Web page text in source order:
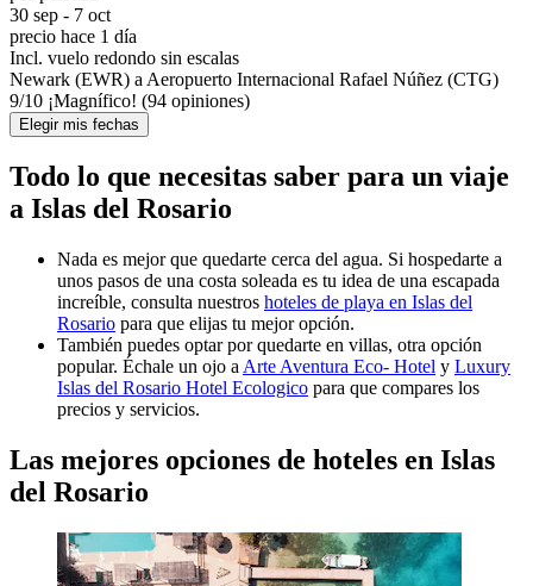
30 sep - 7 oct
precio hace 1 día
Incl. vuelo redondo sin escalas
Newark (EWR) a Aeropuerto Internacional Rafael Núñez (CTG)
9/10 ¡Magnífico! (94 opiniones)
Elegir mis fechas
Todo lo que necesitas saber para un viaje
a Islas del Rosario
Nada es mejor que quedarte cerca del agua. Si hospedarte a
unos pasos de una costa soleada es tu idea de una escapada
increíble, consulta nuestros hoteles de playa en Islas del
Rosario para que elijas tu mejor opción.
También puedes optar por quedarte en villas, otra opción
popular. Échale un ojo a Arte Aventura Eco- Hotel y Luxury
Islas del Rosario Hotel Ecologico para que compares los
precios y servicios.
Las mejores opciones de hoteles en Islas
del Rosario